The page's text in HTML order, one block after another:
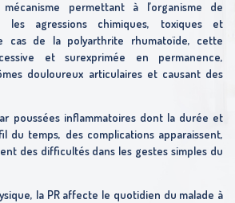
permettant à l’organisme de
agressions chimiques, toxiques et
cas de la polyarthrite rhumatoïde, cette
et surexprimée en permanence,
douloureux articulaires et causant des
poussées inflammatoires dont la durée et
du temps, des complications apparaissent,
des difficultés dans les gestes simples du
la PR affecte le quotidien du malade à